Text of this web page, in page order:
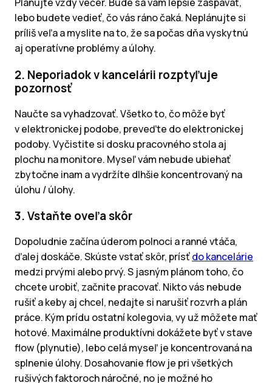
Plánujte vždy večer. Bude sa vám lepšie zaspávať,
lebo budete vedieť, čo vás ráno čaká. Neplánujte si
príliš veľa a myslite na to, že sa počas dňa vyskytnú
aj operatívne problémy a úlohy.
2. Neporiadok v kancelárii rozptyľuje
pozornosť
Naučte sa vyhadzovať. Všetko to, čo môže byť
v elektronickej podobe, preveďte do elektronickej
podoby. Vyčistite si dosku pracovného stola aj
plochu na monitore. Myseľ vám nebude ubiehať
zbytočne inam a vydržíte dlhšie koncentrovaný na
úlohu / úlohy.
3. Vstaňte oveľa skôr
Dopoludnie začína úderom polnoci a ranné vtáča,
ďalej doskáče. Skúste vstať skôr, prísťdo kancelárie
medzi prvými alebo prvý. S jasným plánom toho, čo
chcete urobiť, začnite pracovať. Nikto vás nebude
rušiť a keby aj chcel, nedajte si narušiť rozvrh a plán
práce. Kým prídu ostatní kolegovia, vy už môžete mať
hotové. Maximálne produktívni dokážete byť v stave
flow (plynutie), lebo celá myseľ je koncentrovaná na
splnenie úlohy. Dosahovanie flow je pri všetkých
rušivých faktoroch náročné, no je možné ho